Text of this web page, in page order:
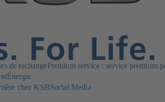
de rechangePremium service : service premium
Énergie
chez KSBSocial Media